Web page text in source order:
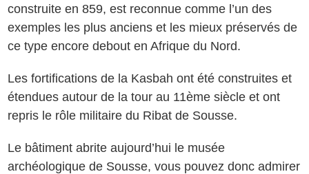
construite en 859, est reconnue comme l’un des
exemples les plus anciens et les mieux préservés de
ce type encore debout en Afrique du Nord.
Les fortifications de la Kasbah ont été construites et
étendues autour de la tour au 11ème siècle et ont
repris le rôle militaire du Ribat de Sousse.
Le bâtiment abrite aujourd’hui le musée
archéologique de Sousse, vous pouvez donc admirer